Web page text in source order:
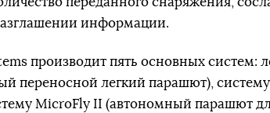
информации.
производит пять основных систем:
переносной легкий парашют),
MicroFly II (автономный парашют